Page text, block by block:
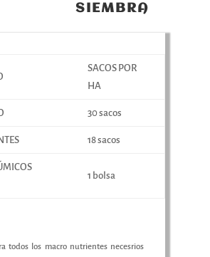
SIEMBRA
SACOS POR
HA
30 sacos
18 sacos
1 bolsa
todos los macro nutrientes necesrios